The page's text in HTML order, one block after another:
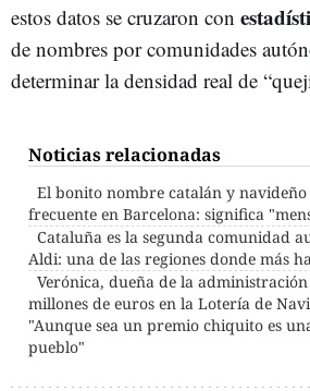
estos datos se cruzaron con
de nombres por comunidades
determinar la densidad real de
Noticias relacionadas
El bonito nombre catalán y
frecuente en Barcelona: significa
Cataluña es la segunda comunidad
Aldi: una de las regiones donde más
Verónica, dueña de la
millones de euros en la Lotería de
"Aunque sea un premio chiquito es
pueblo"